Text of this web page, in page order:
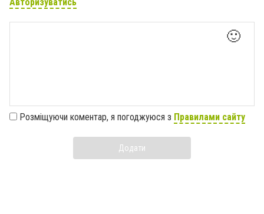
🙂
Розміщуючи коментар, я погоджуюся з Правилами сайту
Додати